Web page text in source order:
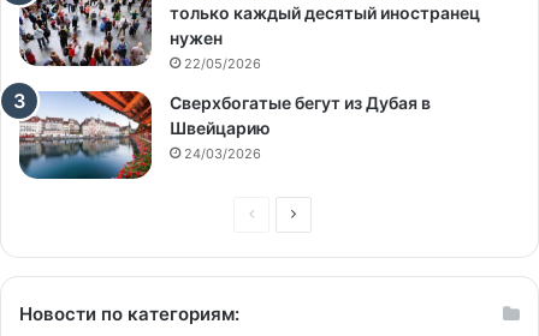
только каждый десятый иностранец
нужен
22/05/2026
Сверхбогатые бегут из Дубая в
Швейцарию
24/03/2026
Предыдущая
Следующая
Новости по категориям: